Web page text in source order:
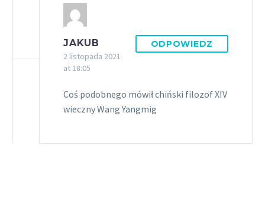
JAKUB
2 listopada 2021
at 18:05
ODPOWIEDZ
Coś podobnego mówił chiński filozof XIV
wieczny Wang Yangmig